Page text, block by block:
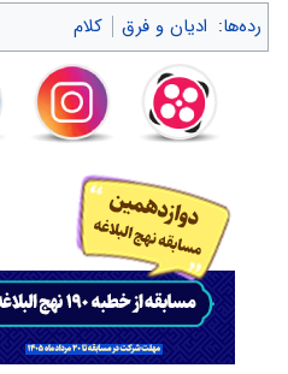
رده‌ها: ادیان و فرق کلام